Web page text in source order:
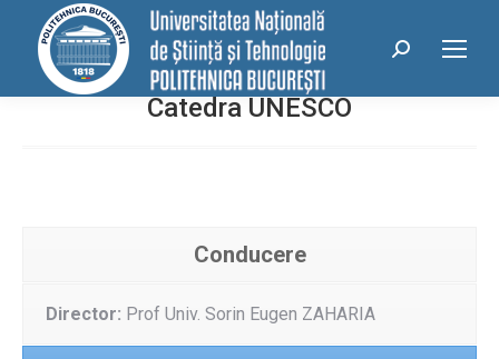
conținut
Search:
Catedra UNESCO
Conducere
Director: Prof Univ. Sorin Eugen ZAHARIA